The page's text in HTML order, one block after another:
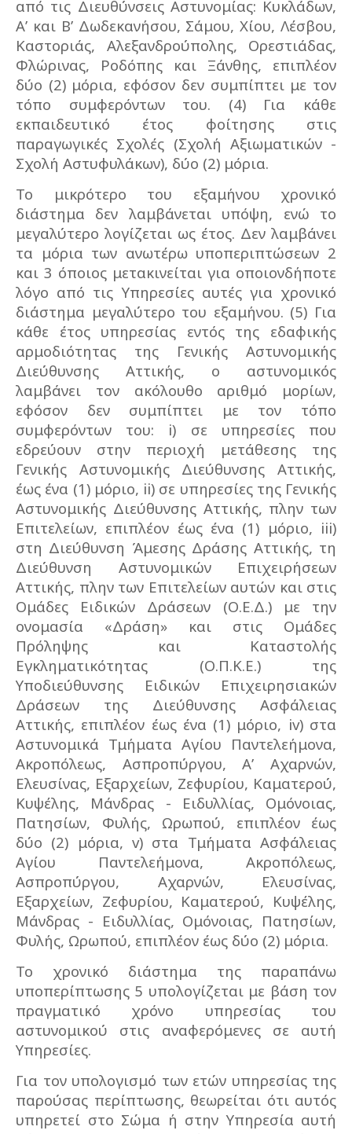
από τις Διευθύνσεις Αστυνομίας: Κυκλάδων,
Α’ και Β’ Δωδεκανήσου, Σάμου, Χίου, Λέσβου,
Καστοριάς, Αλεξανδρούπολης, Ορεστιάδας,
Φλώρινας, Ροδόπης και Ξάνθης, επιπλέον
δύο (2) μόρια, εφόσον δεν συμπίπτει με τον
τόπο συμφερόντων του. (4) Για κάθε
εκπαιδευτικό έτος φοίτησης στις
παραγωγικές Σχολές (Σχολή Αξιωματικών -
Σχολή Αστυφυλάκων), δύο (2) μόρια.
Το μικρότερο του εξαμήνου χρονικό
διάστημα δεν λαμβάνεται υπόψη, ενώ το
μεγαλύτερο λογίζεται ως έτος. Δεν λαμβάνει
τα μόρια των ανωτέρω υποπεριπτώσεων 2
και 3 όποιος μετακινείται για οποιονδήποτε
λόγο από τις Υπηρεσίες αυτές για χρονικό
διάστημα μεγαλύτερο του εξαμήνου. (5) Για
κάθε έτος υπηρεσίας εντός της εδαφικής
αρμοδιότητας της Γενικής Αστυνομικής
Διεύθυνσης Αττικής, ο αστυνομικός
λαμβάνει τον ακόλουθο αριθμό μορίων,
εφόσον δεν συμπίπτει με τον τόπο
συμφερόντων του: i) σε υπηρεσίες που
εδρεύουν στην περιοχή μετάθεσης της
Γενικής Αστυνομικής Διεύθυνσης Αττικής,
έως ένα (1) μόριο, ii) σε υπηρεσίες της Γενικής
Αστυνομικής Διεύθυνσης Αττικής, πλην των
Επιτελείων, επιπλέον έως ένα (1) μόριο, iii)
στη Διεύθυνση Άμεσης Δράσης Αττικής, τη
Διεύθυνση Αστυνομικών Επιχειρήσεων
Αττικής, πλην των Επιτελείων αυτών και στις
Ομάδες Ειδικών Δράσεων (Ο.Ε.Δ.) με την
ονομασία «Δράση» και στις Ομάδες
Πρόληψης και Καταστολής
Εγκληματικότητας (Ο.Π.Κ.Ε.) της
Υποδιεύθυνσης Ειδικών Επιχειρησιακών
Δράσεων της Διεύθυνσης Ασφάλειας
Αττικής, επιπλέον έως ένα (1) μόριο, iv) στα
Αστυνομικά Τμήματα Αγίου Παντελεήμονα,
Ακροπόλεως, Ασπροπύργου, Α’ Αχαρνών,
Ελευσίνας, Εξαρχείων, Ζεφυρίου, Καματερού,
Κυψέλης, Μάνδρας - Ειδυλλίας, Ομόνοιας,
Πατησίων, Φυλής, Ωρωπού, επιπλέον έως
δύο (2) μόρια, v) στα Τμήματα Ασφάλειας
Αγίου Παντελεήμονα, Ακροπόλεως,
Ασπροπύργου, Αχαρνών, Ελευσίνας,
Εξαρχείων, Ζεφυρίου, Καματερού, Κυψέλης,
Μάνδρας - Ειδυλλίας, Ομόνοιας, Πατησίων,
Φυλής, Ωρωπού, επιπλέον έως δύο (2) μόρια.
Το χρονικό διάστημα της παραπάνω
υποπερίπτωσης 5 υπολογίζεται με βάση τον
πραγματικό χρόνο υπηρεσίας του
αστυνομικού στις αναφερόμενες σε αυτή
Υπηρεσίες.
Για τον υπολογισμό των ετών υπηρεσίας της
παρούσας περίπτωσης, θεωρείται ότι αυτός
υπηρετεί στο Σώμα ή στην Υπηρεσία αυτή